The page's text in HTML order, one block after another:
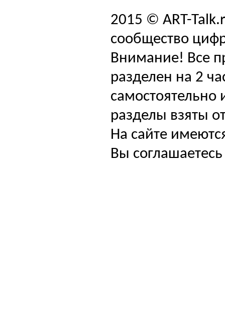
2015 © ART-
сообщество
Внимание! Все
разделен на 2
самостоятельно
разделы взяты
На сайте
Вы